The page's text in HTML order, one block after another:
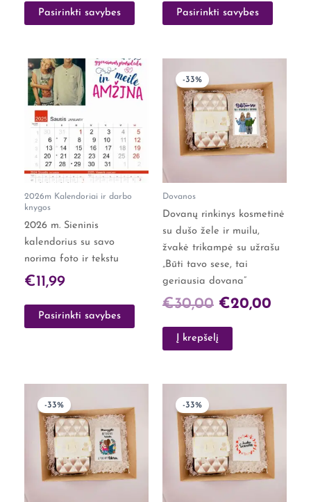
Pasirinkti savybes Pasirinkti savybes
2026m Kalendoriai ir darbo
knygos
2026 m. Sieninis
kalendorius su savo
norima foto ir tekstu
€11,99
Pasirinkti savybes
-33%
Dovanos
Dovanų rinkinys kosmetinė
su dušo žele ir muilu,
žvakė trikampė su užrašu
„Būti tavo sese, tai
geriausia dovana”
€30,00
price
was:
€30,00.
€20,00
price
Į krepšelį
-33%
price
was:
€30,00.
price
€20,00.
-33%
price
was:
€30,00.
price